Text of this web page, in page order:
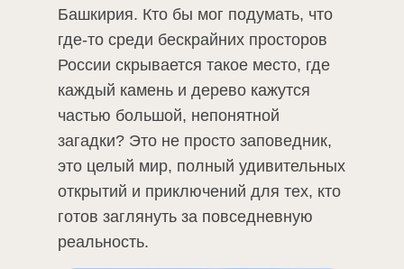
Башкирия. Кто бы мог подумать, что
где-то среди бескрайних просторов
России скрывается такое место, где
каждый камень и дерево кажутся
частью большой, непонятной
загадки? Это не просто заповедник,
это целый мир, полный удивительных
открытий и приключений для тех, кто
готов заглянуть за повседневную
реальность.